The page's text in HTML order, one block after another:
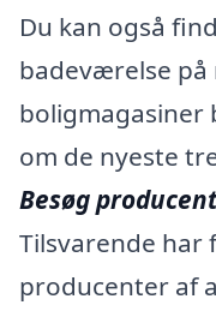
Du kan også
badeværelse på
om de nyeste
Besøg
Tilsvarende har
producenter af